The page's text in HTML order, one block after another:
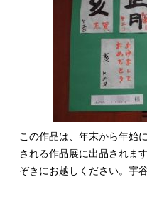
この作品は、年末から年始
される作品展に出品されま
ぞきにお越しください。宇